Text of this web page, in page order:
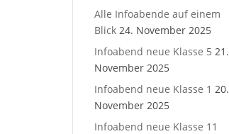
Alle Infoabende auf einem
Blick 24. November 2025
Infoabend neue Klasse 5 21.
November 2025
Infoabend neue Klasse 1 20.
November 2025
Infoabend neue Klasse 11